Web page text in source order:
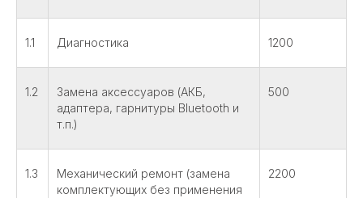
1.1 Диагностика 1200
1.2
Замена аксессуаров (АКБ,
адаптера, гарнитуры Bluetooth и
т.п.)
500
1.3
Механический ремонт (замена
комплектующих без применения
2200